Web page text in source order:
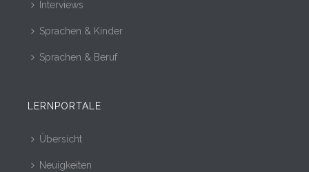
Interviews
Sprachen & Kinder
Sprachen & Beruf
LERNPORTALE
Übersicht
Neuigkeiten